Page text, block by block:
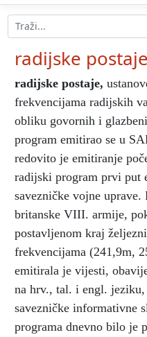
radijske postaje
radijske postaje,
frekvencijama radijskih
obliku govornih i
program emitirao se u
redovito je emitiranje
radijski program prvi put
savezničke vojne
britanske VIII. armije,
postavljenom kraj
frekvencijama (241,9m,
emitirala je vijesti,
na hrv., tal. i engl.
savezničke informativne
programa dnevno bilo je